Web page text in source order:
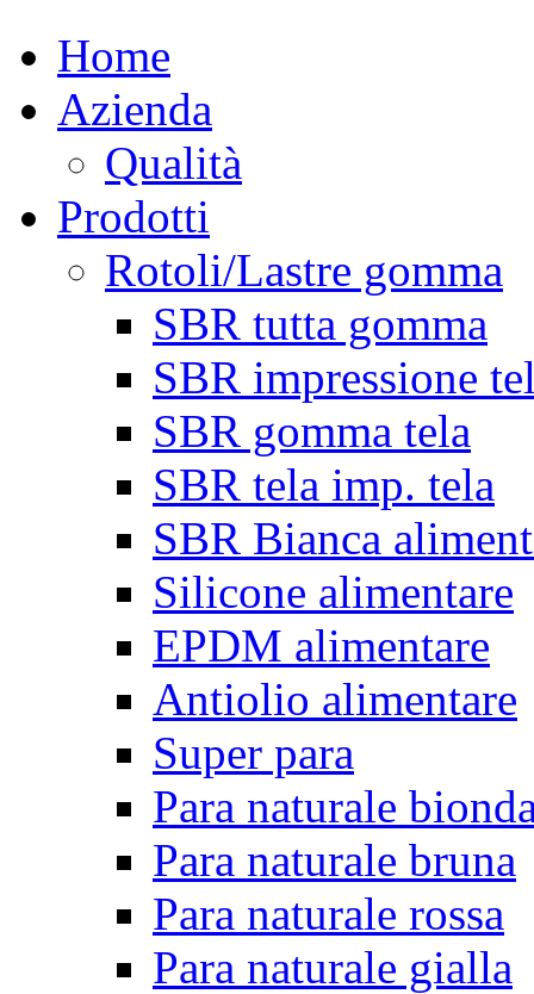
Home
Azienda
Qualità
Prodotti
Rotoli/Lastre gomma
SBR tutta gomma
SBR impressione
SBR gomma tela
SBR tela imp. tela
SBR Bianca
Silicone alimentare
EPDM alimentare
Antiolio alimentare
Super para
Para naturale
Para naturale bruna
Para naturale rossa
Para naturale gialla